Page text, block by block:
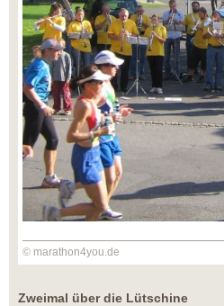
© marathon4you.de
Zweimal über die Lütschine